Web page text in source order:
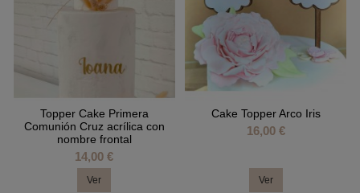
Topper Cake Primera
Comunión Cruz acrílica con
nombre frontal
14,00 €
Ver
Cake Topper Arco Iris
16,00 €
Ver